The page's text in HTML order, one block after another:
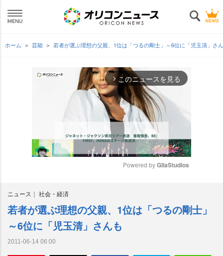
ホーム 芸能 若者が選ぶ理想の父親、1位は「つるの剛士」～6位に「児玉清」さ
arrow_forward_ios このニュースを見る
e
Powered by GliaStudios
ニュース 社会・経済
若者が選ぶ理想の父親、1位は「つるの剛士」
～6位に「児玉清」さんも
2011-06-14 06:00